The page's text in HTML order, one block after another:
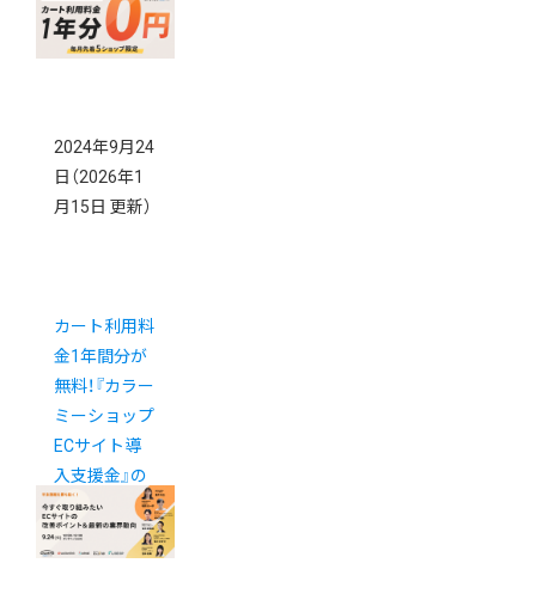
2024年9月24
日 （2026年1
月15日 更新）
カート利用料
金1年間分が
無料！『カラー
ミーショップ
ECサイト導
入支援金』の
ご案内